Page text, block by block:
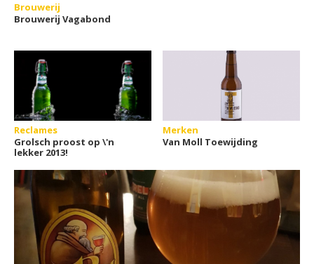
Brouwerij
Brouwerij Vagabond
Reclames
Grolsch proost op \'n
lekker 2013!
Merken
Van Moll Toewijding